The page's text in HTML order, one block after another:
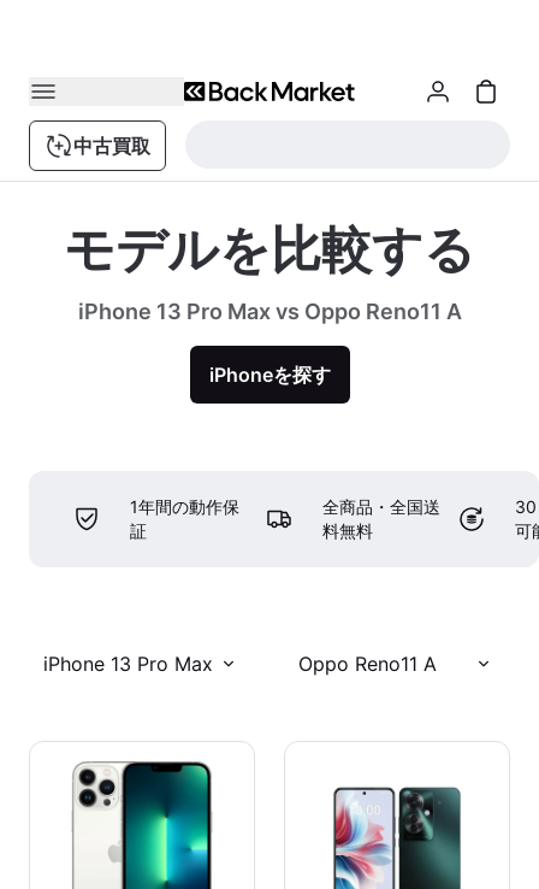
中古買取
モデルを比較する
iPhone 13 Pro Max vs Oppo Reno11 A
iPhoneを探す
1年間の動作保
証
全商品・全国送
料無料
30
可
iPhone 13 Pro Max Oppo Reno11 A